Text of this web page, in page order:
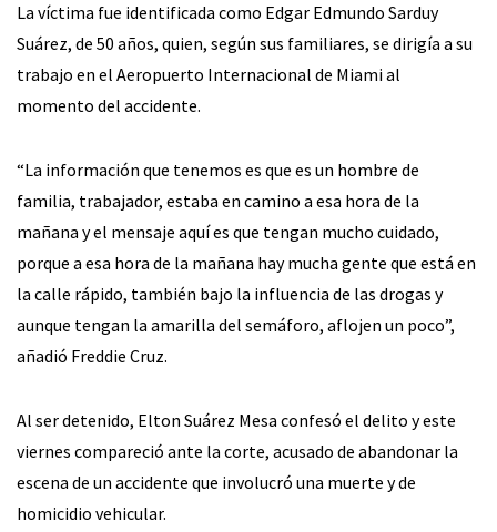
La víctima fue identificada como Edgar Edmundo Sarduy
Suárez, de 50 años, quien, según sus familiares, se dirigía a su
trabajo en el Aeropuerto Internacional de Miami al
momento del accidente.
“La información que tenemos es que es un hombre de
familia, trabajador, estaba en camino a esa hora de la
mañana y el mensaje aquí es que tengan mucho cuidado,
porque a esa hora de la mañana hay mucha gente que está en
la calle rápido, también bajo la influencia de las drogas y
aunque tengan la amarilla del semáforo, aflojen un poco”,
añadió Freddie Cruz.
Al ser detenido, Elton Suárez Mesa confesó el delito y este
viernes compareció ante la corte, acusado de abandonar la
escena de un accidente que involucró una muerte y de
homicidio vehicular.